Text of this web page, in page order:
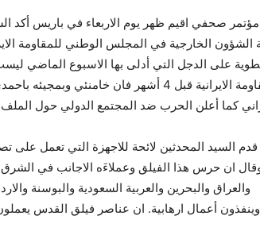
صحفي اقيم ظهر يوم الاربعاء في باريس أكد
الشؤون الخارجية في المجلس الوطني للمقاومة
على الدجل التي أدلى بها الاسبوع الماضي
المقاومة الايرانية قبل 4 أشهر فان
كما أعلن الحرب ضد المجتمع الدولي حول
قدم السيد المحدثين لائحة للاجهزة التي تعمل
ان حرس هذا الفيلق وعملاءَه الاجانب في الشرق
والعراق والبحرين والعربية السعودية والبوسنة
وينفذون أعمال ارهابية. ان عناصر فيلق القدس